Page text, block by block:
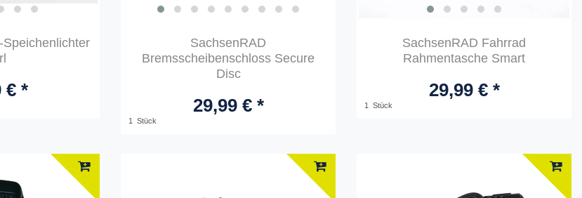
€ *
SachsenRAD
Bremsscheibenschloss Secure
Disc
29,99 € *
1 Stück
SachsenRAD Fahrrad
Rahmentasche Smart
29,99 € *
1 Stück